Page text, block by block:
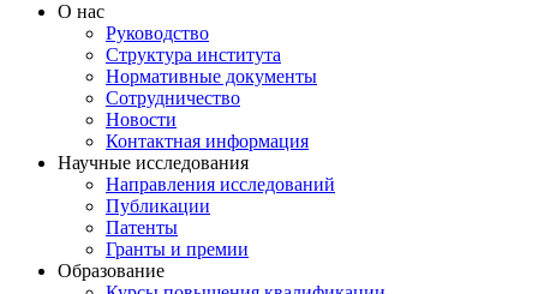
О нас
Руководство
Структура института
Нормативные документы
Сотрудничество
Новости
Контактная информация
Научные исследования
Направления исследований
Публикации
Патенты
Гранты и премии
Образование